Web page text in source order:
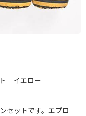
ト イエロー
セットです。エプロ